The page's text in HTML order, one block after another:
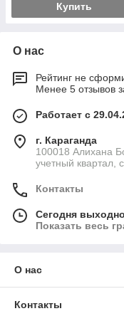
Купить
О нас
Рейтинг не
Менее 5 отзывов
Работает с
г. Караганда
100018 Алихана
учетный квартал,
Контакты
Сегодня
Показать весь
О нас
Контакты